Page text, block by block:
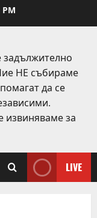
PM
задължително
НЕ събираме
да се
извиняваме за
LIVE